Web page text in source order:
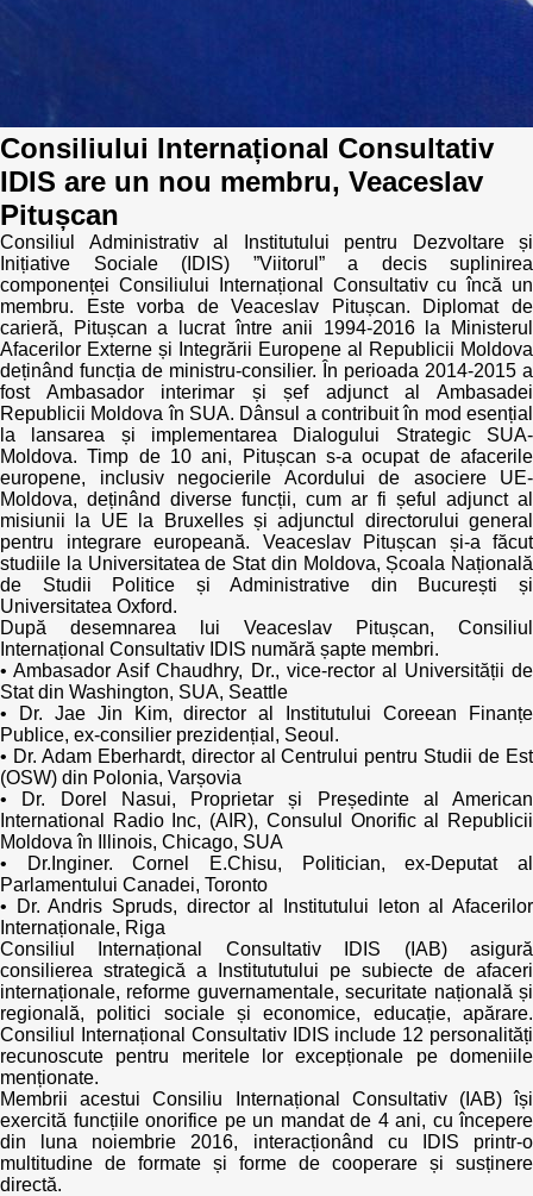
Inițiative desfășurate
Manual de proceduri
Note & poziții​
Organigrama IDIS
Anunțuri
Consiliul consulativ internațional IDIS
Laborator sociometric
Transparența guvernării locale
People Watch
Proces democratic
Agenda Națională de Business
Puterea hibridă
15 minute de realism economic
Trend Hunter
Buletin EU-STRAT
Aplică la BUNELE PRACTICI
Transparența întreprinderilor de stat
Cele mai bune și cele mai proaste politici locale din
Moldova
Democrația, independența și transparența instituțiilor
publice-cheie din Moldova
Achiziții publice
Achizițiile publice în vizorul societății civile
Consiliului Internațional Consultativ
IDIS are un nou membru, Veaceslav
Pitușcan
Consiliul Administrativ al Institutului pentru Dezvoltare și
Inițiative Sociale (IDIS) ”Viitorul” a decis suplinirea
componenței Consiliului Internațional Consultativ cu încă un
membru. Este vorba de Veaceslav Pitușcan. Diplomat de
carieră, Pitușcan a lucrat între anii 1994-2016 la Ministerul
Afacerilor Externe și Integrării Europene al Republicii Moldova
deținând funcția de ministru-consilier. În perioada 2014-2015 a
fost Ambasador interimar și șef adjunct al Ambasadei
Republicii Moldova în SUA. Dânsul a contribuit în mod esențial
la lansarea și implementarea Dialogului Strategic SUA-
Moldova. Timp de 10 ani, Pitușcan s-a ocupat de afacerile
europene, inclusiv negocierile Acordului de asociere UE-
Moldova, deținând diverse funcții, cum ar fi șeful adjunct al
misiunii la UE la Bruxelles și adjunctul directorului general
pentru integrare europeană. Veaceslav Pitușcan și-a făcut
studiile la Universitatea de Stat din Moldova, Școala Națională
de Studii Politice și Administrative din București și
Universitatea Oxford.
După desemnarea lui Veaceslav Pitușcan, Consiliul
Internațional Consultativ IDIS numără șapte membri.
• Ambasador Asif Chaudhry, Dr., vice-rector al Universității de
Stat din Washington, SUA, Seattle
• Dr. Jae Jin Kim, director al Institutului Coreean Finanțe
Publice, ex-consilier prezidențial, Seoul.
• Dr. Adam Eberhardt, director al Centrului pentru Studii de Est
(OSW) din Polonia, Varșovia
• Dr. Dorel Nasui, Proprietar și Președinte al American
International Radio Inc, (AIR), Consulul Onorific al Republicii
Moldova în Illinois, Chicago, SUA
• Dr.Inginer. Cornel E.Chisu, Politician, ex-Deputat al
Parlamentului Canadei, Toronto
• Dr. Andris Spruds, director al Institutului leton al Afacerilor
Internaționale, Riga
Consiliul Internațional Consultativ IDIS (IAB) asigură
consilierea strategică a Institututului pe subiecte de afaceri
internaționale, reforme guvernamentale, securitate națională și
regională, politici sociale și economice, educație, apărare.
Consiliul Internațional Consultativ IDIS include 12 personalități
recunoscute pentru meritele lor excepționale pe domeniile
menționate.
Membrii acestui Consiliu Internațional Consultativ (IAB) își
exercită funcțiile onorifice pe un mandat de 4 ani, cu începere
din luna noiembrie 2016, interacționând cu IDIS printr-o
multitudine de formate și forme de cooperare și susținere
directă.